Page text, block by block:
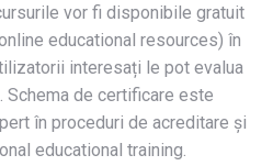
vor fi disponibile gratuit
educational resources) în
interesați le pot evalua
Schema de certificare este
în proceduri de acreditare și
educational training.